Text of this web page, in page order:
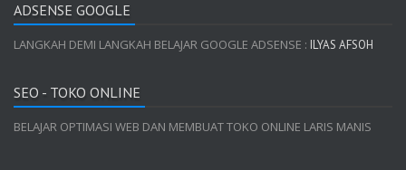
ADSENSE GOOGLE
LANGKAH DEMI LANGKAH BELAJAR GOOGLE ADSENSE : ILYAS AFSOH
SEO - TOKO ONLINE
BELAJAR OPTIMASI WEB DAN MEMBUAT TOKO ONLINE LARIS MANIS